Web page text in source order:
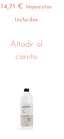
14,71 € Impuestos
Incluidos
Añadir al
carrito